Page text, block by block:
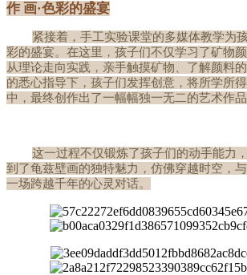
作 画·色彩的盛宴
紧接着，手工实验课堂的多媒体教学为
彩的盛宴。在这里，孩子们不仅学习了矿物
从理论走向实践，亲手触摸矿物、了解颜料
的悉心指导下，孩子们发挥创意，将所学所
中，最终创作出了一幅幅独一无二的艺术作品
这一过程不仅锻炼了孩子们的动手能力
到了龟兹壁画的独特魅力，仿佛穿越时空，
一场跨越千年的心灵对话。